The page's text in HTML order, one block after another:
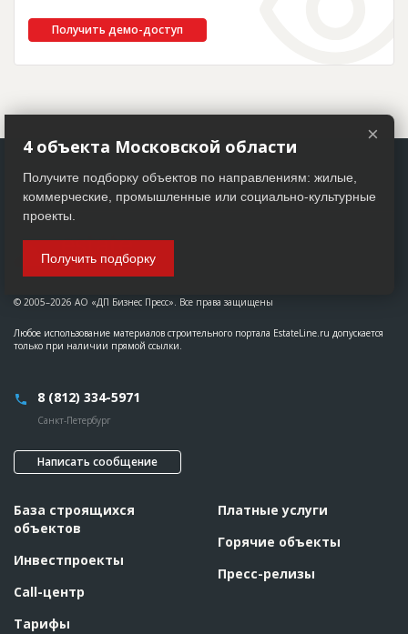
Получить демо-доступ
© 2005–2026 АО «ДП Бизнес Пресс». Все права защищены
Любое использование материалов строительного портала EstateLine.ru допускается
только при наличии прямой ссылки.
8 (812) 334-5971
Санкт-Петербург
Написать сообщение
База строящихся
объектов
Инвестпроекты
Call-центр
Тарифы
Платные услуги
Горячие объекты
Пресс-релизы
×
4 объекта Московской области
Получите подборку объектов по направлениям: жилые,
коммерческие, промышленные или социально-культурные
проекты.
Получить подборку